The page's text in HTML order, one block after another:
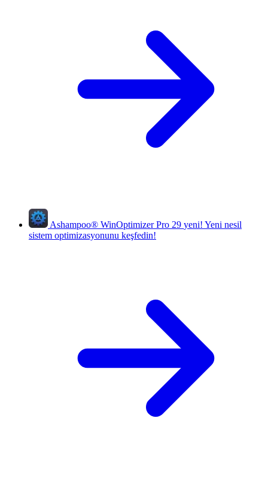
Ashampoo® WinOptimizer Pro 29 yeni! Yeni nesil
sistem optimizasyonunu keşfedin!